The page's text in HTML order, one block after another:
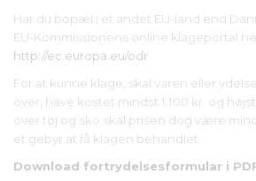
Har du bopæl i et andet EU-land end
EU-Kommissionens online klageportal
http://ec.europa.eu/odr
For at kunne klage, skal varen eller
over, have kostet mindst 1.100 kr. og
over tøj og sko skal prisen dog være
et gebyr at få klagen behandlet.
Download fortrydelsesformular i